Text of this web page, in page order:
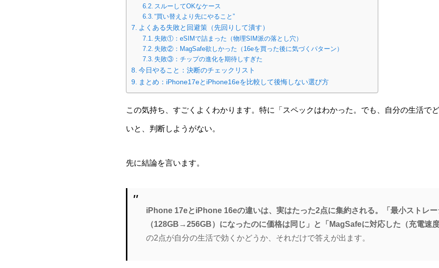
スルーしてOKなケース
“買い替えより先にやること”
よくある失敗と回避策（先回りして潰す）
失敗①：eSIMで詰まった（物理SIM派の落とし穴）
失敗②：MagSafe欲しかった（16eを買った後に気づくパターン）
失敗③：チップの進化を期待しすぎた
今日やること：決断のチェックリスト
まとめ：iPhone17eとiPhone16eを比較して後悔しない選び方
この気持ち、すごくよくわかります。特に「スペックはわかった。でも、自分の生活で
いと、判断しようがない。
先に結論を言います。
iPhone 17eとiPhone 16eの違いは、実はたった2点に集約される。「最小ストレ
（128GB→256GB）になったのに価格は同じ」と「MagSafeに対応した（充電速
の2点が自分の生活で効くかどうか、それだけで答えが出ます。